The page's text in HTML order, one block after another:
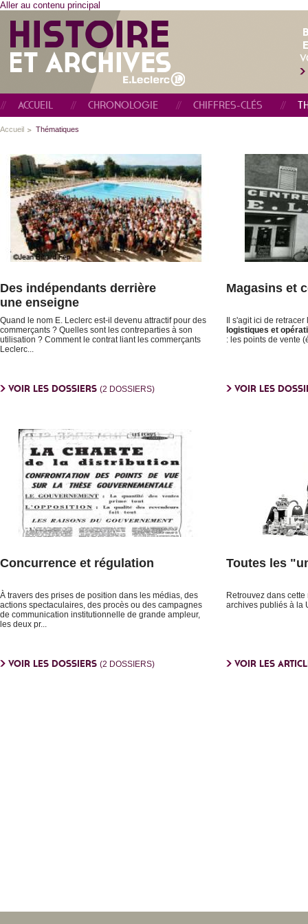
Aller au contenu principal
ACCUEIL CHRONOLOGIE CHIFFRES-CLÉS
Accueil Thématiques
Des indépendants derrière
une enseigne
Quand le nom E. Leclerc est-il devenu attractif pour des
commerçants ? Quelles sont les contreparties à son
utilisation ? Comment le contrat liant les commerçants
Leclerc...
VOIR LES DOSSIERS (2 DOSSIERS)
Magasins et
Il s'agit ici de retracer
logistiques et
: les points de vente
VOIR LES
Concurrence et régulation
À travers des prises de position dans les médias, des
actions spectaculaires, des procès ou des campagnes
de communication institutionnelle de grande ampleur,
les deux pr...
VOIR LES DOSSIERS (2 DOSSIERS)
Toutes les
Retrouvez dans
archives publiés à la
VOIR LES